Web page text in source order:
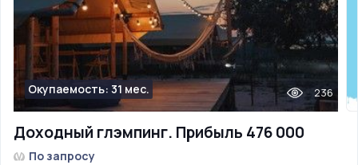
Доходный глэмпинг. Прибыль 476 000
Окупаемость: 31 мес. 236
По запросу